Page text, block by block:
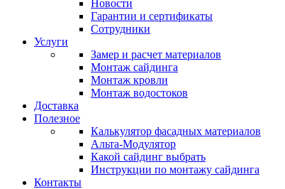
Новости
Гарантии и сертификаты
Сотрудники
Услуги
Замер и расчет материалов
Монтаж сайдинга
Монтаж кровли
Монтаж водостоков
Доставка
Полезное
Калькулятор фасадных материалов
Альта-Модулятор
Какой сайдинг выбрать
Инструкции по монтажу сайдинга
Контакты